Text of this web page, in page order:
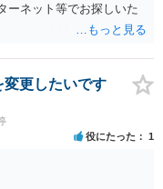
ーネット等でお探しいた
更したいです
役にたった 1